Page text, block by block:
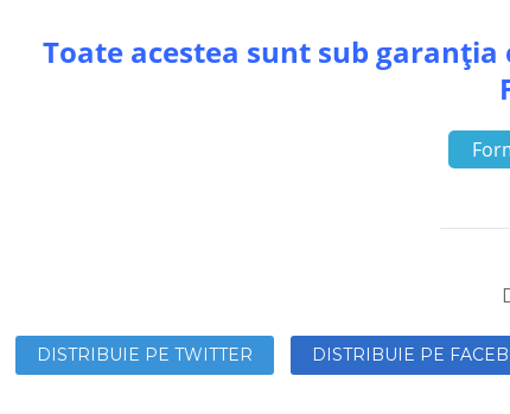
Toate acestea sunt sub
DISTRIBUIE PE TWITTER DISTRIBUIE PE